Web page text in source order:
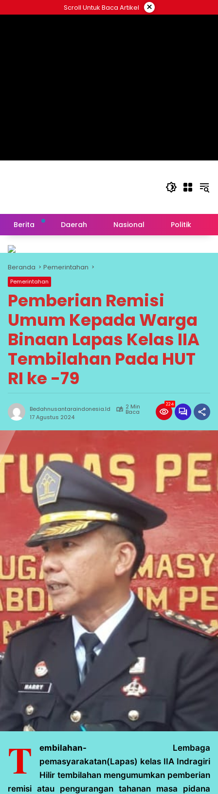
ke
Scroll Untuk Baca Artikel ×
Berita Daerah Nasional Politik
Beranda Pemerintahan
Pemerintahan
Pemberian Remisi
Umum Kepada Warga
Binaan Lapas Kelas IIA
Tembilahan Pada HUT
RI ke -79
Bedahnusantaraindonesia.id 2 Min
Baca
17 Agustus 2024
224
T embilahan- Lembaga
pemasyarakatan(Lapas) kelas IIA Indragiri
Hilir tembilahan mengumumkan pemberian
remisi atau pengurangan tahanan masa pidana